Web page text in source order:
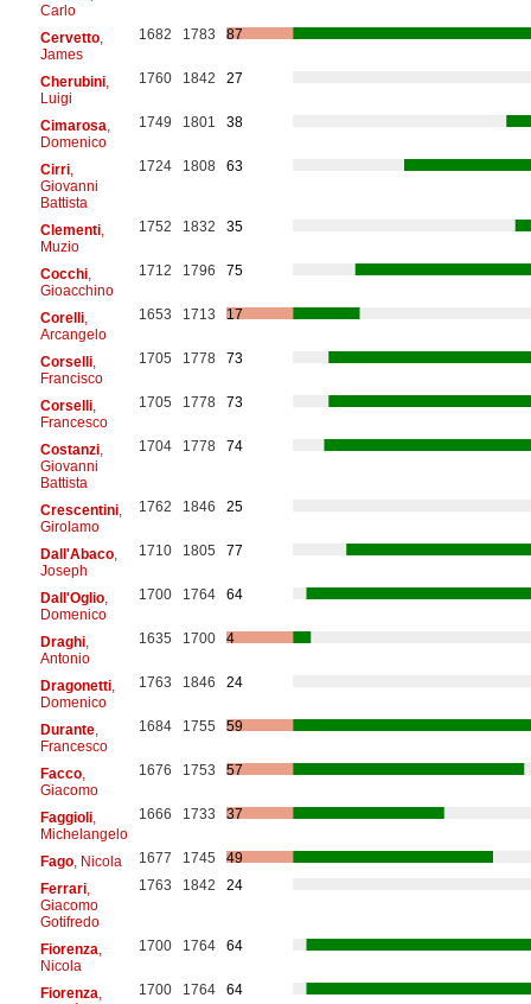
Carlo
Cervetto,
James
1682 1783 87
Cherubini,
Luigi
1760 1842 27
Cimarosa,
Domenico
1749 1801 38
Cirri,
Giovanni
Battista
1724 1808 63
Clementi,
Muzio
1752 1832 35
Cocchi,
Gioacchino
1712 1796 75
Corelli,
Arcangelo
1653 1713 17
Corselli,
Francisco
1705 1778 73
Corselli,
Francesco
1705 1778 73
Costanzi,
Giovanni
Battista
1704 1778 74
Crescentini,
Girolamo
1762 1846 25
Dall'Abaco,
Joseph
1710 1805 77
Dall'Oglio,
Domenico
1700 1764 64
Draghi,
Antonio
1635 1700 4
Dragonetti,
Domenico
1763 1846 24
Durante,
Francesco
1684 1755 59
Facco,
Giacomo
1676 1753 57
Faggioli,
Michelangelo
1666 1733 37
Fago, Nicola 1677 1745
49
Ferrari,
Giacomo
Gotifredo
1763 1842 24
Fiorenza,
Nicola
1700 1764 64
Fiorenza,
1700 1764 64